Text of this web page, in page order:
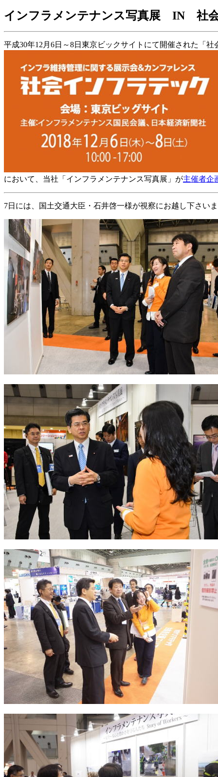
インフラメンテナンス写真展 IN 社会
平成30年12月6日～8日東京ビックサイトにて開催された「社
において、当社「インフラメンテナンス写真展」が主催者企
7日には、国土交通大臣・石井啓一様が視察にお越し下さい